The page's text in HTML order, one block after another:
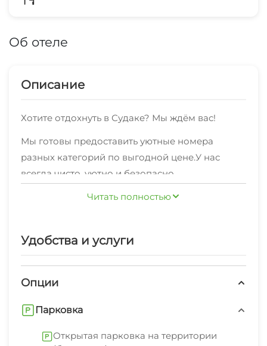
Об отеле
Описание
Хотите отдохнуть в Судаке? Мы ждём вас!
Мы готовы предоставить уютные номера
разных категорий по выгодной цене.У нас
всегда чисто, уютно и безопасно.
Для вас всегда доступен быстрый
Мы с радостью и без посредников
дополнительныеуслуги: мангал/барбекю,
бассейн под открытым небом, открытая
У туристов есть возможность отправиться в
Продуктовые магазины находятся совсем
Читать полностью
Удобства и услуги
Опции
Парковка
Открытая парковка на территории